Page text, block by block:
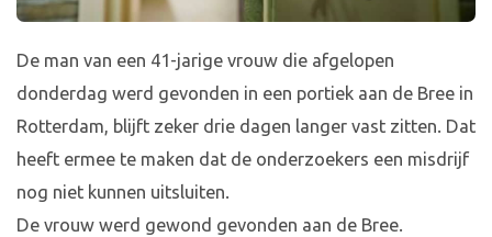
De man van een 41-jarige vrouw die afgelopen
donderdag werd gevonden in een portiek aan de Bree in
Rotterdam, blijft zeker drie dagen langer vast zitten. Dat
heeft ermee te maken dat de onderzoekers een misdrijf
nog niet kunnen uitsluiten.
De vrouw werd gewond gevonden aan de Bree.